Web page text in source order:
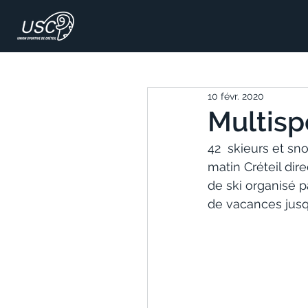
10 févr. 2020
42  skieurs et
matin Créteil
de ski organisé
de vacances